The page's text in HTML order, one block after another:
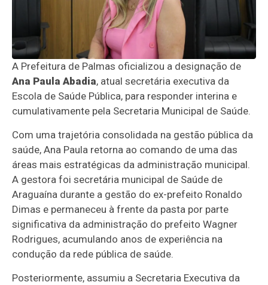
A Prefeitura de Palmas oficializou a designação de
Ana Paula Abadia, atual secretária executiva da
Escola de Saúde Pública, para responder interina e
cumulativamente pela Secretaria Municipal de Saúde.
Com uma trajetória consolidada na gestão pública da
saúde, Ana Paula retorna ao comando de uma das
áreas mais estratégicas da administração municipal.
A gestora foi secretária municipal de Saúde de
Araguaína durante a gestão do ex-prefeito Ronaldo
Dimas e permaneceu à frente da pasta por parte
significativa da administração do prefeito Wagner
Rodrigues, acumulando anos de experiência na
condução da rede pública de saúde.
Posteriormente, assumiu a Secretaria Executiva da